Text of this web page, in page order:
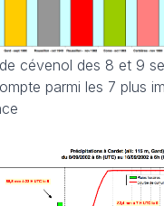
cévenol des 8 et 9
parmi les 7 plus